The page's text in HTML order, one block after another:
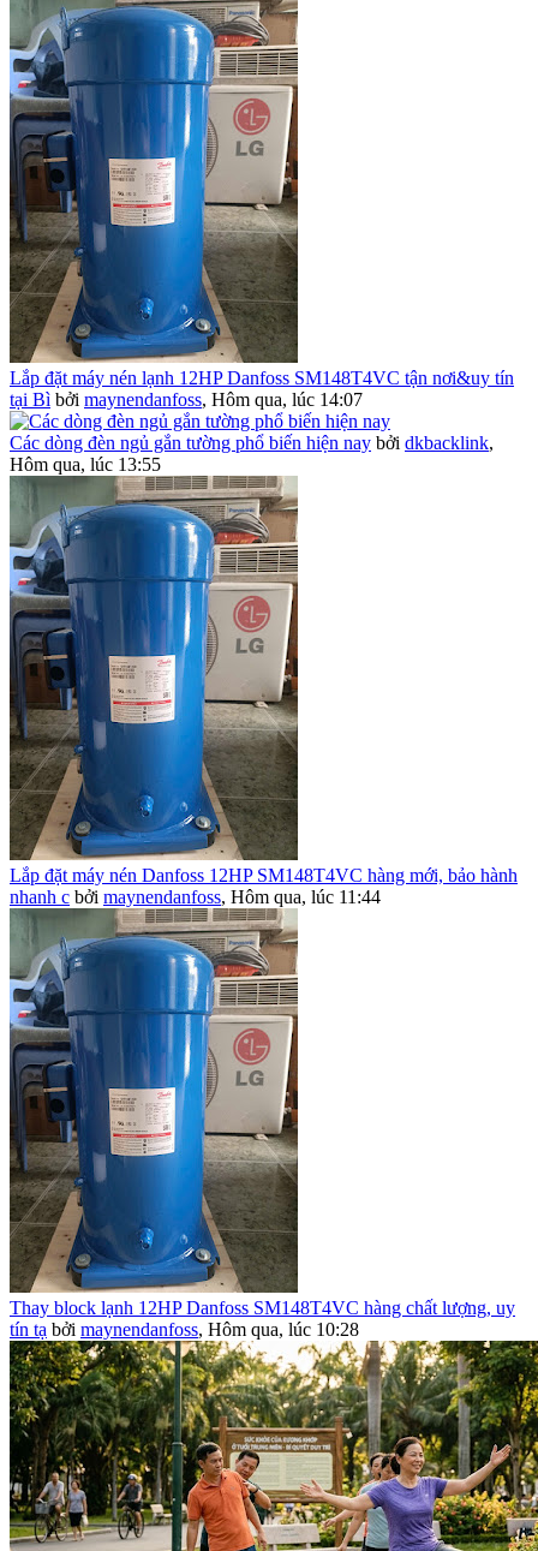
Lắp đặt máy nén lạnh 12HP Danfoss SM148T4VC tận nơi&uy tín
tại Bì bởi maynendanfoss, Hôm qua, lúc 14:07
Các dòng đèn ngủ gắn tường phổ biến hiện nay bởi dkbacklink,
Hôm qua, lúc 13:55
Lắp đặt máy nén Danfoss 12HP SM148T4VC hàng mới, bảo hành
nhanh c bởi maynendanfoss, Hôm qua, lúc 11:44
Thay block lạnh 12HP Danfoss SM148T4VC hàng chất lượng, uy
tín tạ bởi maynendanfoss, Hôm qua, lúc 10:28